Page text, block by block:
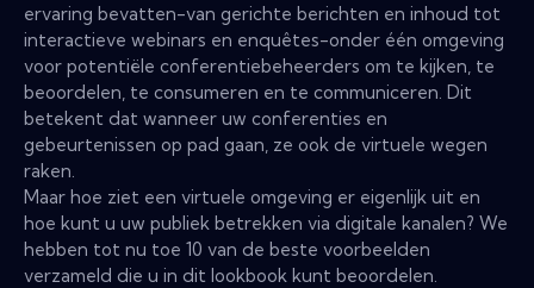
ervaring bevatten-van gerichte berichten en inhoud tot
interactieve webinars en enquêtes-onder één omgeving
voor potentiële conferentiebeheerders om te kijken, te
beoordelen, te consumeren en te communiceren. Dit
betekent dat wanneer uw conferenties en
gebeurtenissen op pad gaan, ze ook de virtuele wegen
raken.
Maar hoe ziet een virtuele omgeving er eigenlijk uit en
hoe kunt u uw publiek betrekken via digitale kanalen? We
hebben tot nu toe 10 van de beste voorbeelden
verzameld die u in dit lookbook kunt beoordelen.